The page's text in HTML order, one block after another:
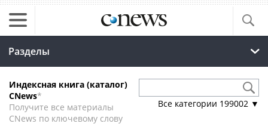
Разделы
Индексная книга (каталог)
CNews*
Получите все материалы
CNews по ключевому слову
Все категории 199002 ▼